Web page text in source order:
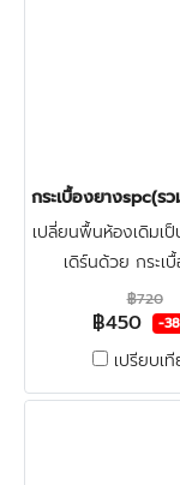
กระเบื้องยางspc(ร
เปลี่ยนพื้นห้องเดิมเ
เดิร์นด้วย กระเ
ลายไม้spc4มิล
โฟมรองปรับระดับ +
ตั้ง + ตรวจพื้นก่อน
฿720
฿450 -
เปรียบเ